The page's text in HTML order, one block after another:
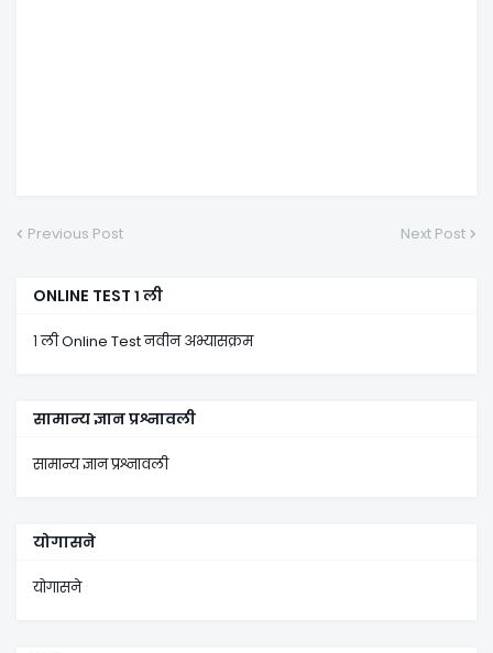
Previous Post Next Post
ONLINE TEST १ ली
१ ली Online Test नवीन अभ्यासक्रम
सामान्य ज्ञान प्रश्नावली
सामान्य ज्ञान प्रश्नावली
योगासने
योगासने